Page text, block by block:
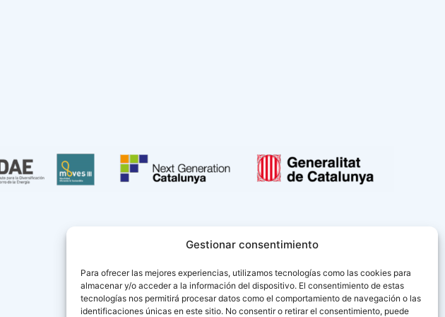
Gestionar consentimiento
Para ofrecer las mejores experiencias, utilizamos tecnologías como las cookies para
almacenar y/o acceder a la información del dispositivo. El consentimiento de estas
tecnologías nos permitirá procesar datos como el comportamiento de navegación o las
identificaciones únicas en este sitio. No consentir o retirar el consentimiento, puede